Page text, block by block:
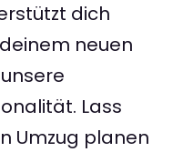
dich
neuen
Lass
Umzug planen